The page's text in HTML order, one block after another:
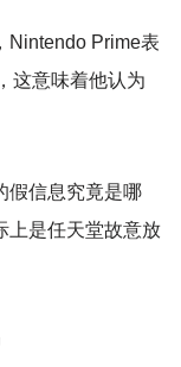
Nintendo Prime表
，这意味着他认为
假信息究竟是哪
上是任天堂故意放